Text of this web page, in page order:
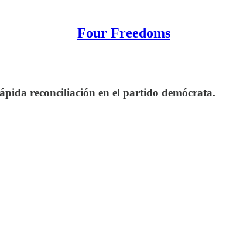
Four Freedoms
reconciliación en el partido demócrata.